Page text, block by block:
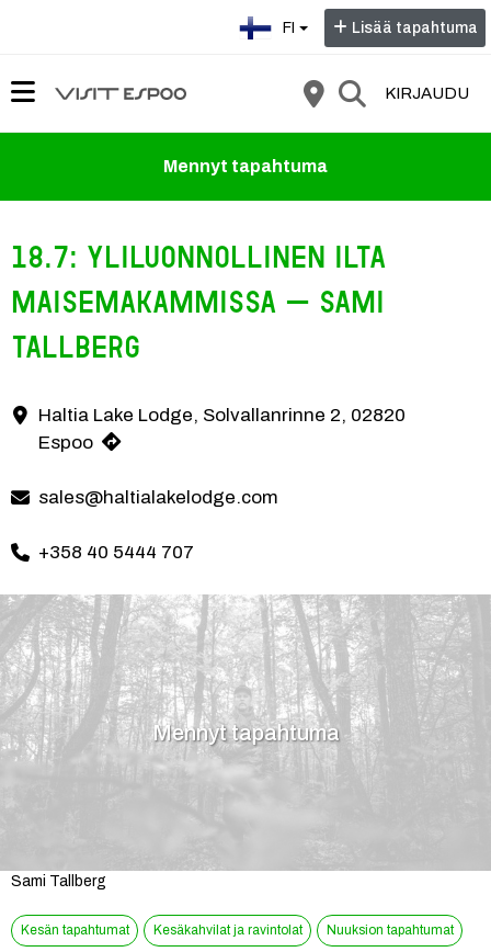
FI Lisää tapahtuma
KIRJAUDU
Mennyt tapahtuma
18.7: Yliluonnollinen ilta
Maisemakammissa – Sami
Tallberg
Yhteystiedot
Haltia Lake Lodge, Solvallanrinne 2, 02820
Espoo
sales@haltialakelodge.com
+358 40 5444 707
Mennyt tapahtuma
Sami Tallberg
Kesän tapahtumat Kesäkahvilat ja ravintolat Nuuksion tapahtumat